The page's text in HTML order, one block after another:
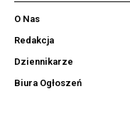
O Nas
Redakcja
Dziennikarze
Biura Ogłoszeń